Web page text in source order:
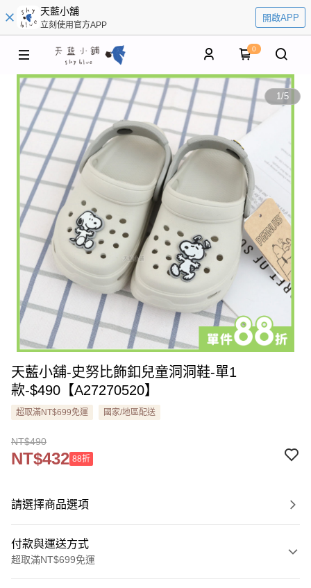
天藍小舖
立刻使用官方APP
開啟APP
0
1/5
天藍小舖-史努比飾釦兒童洞洞鞋-單1
款-$490【A27270520】
超取滿NT$699免運 國家/地區配送
NT$490
NT$432 88折
請選擇商品選項
付款與運送方式
超取滿NT$699免運